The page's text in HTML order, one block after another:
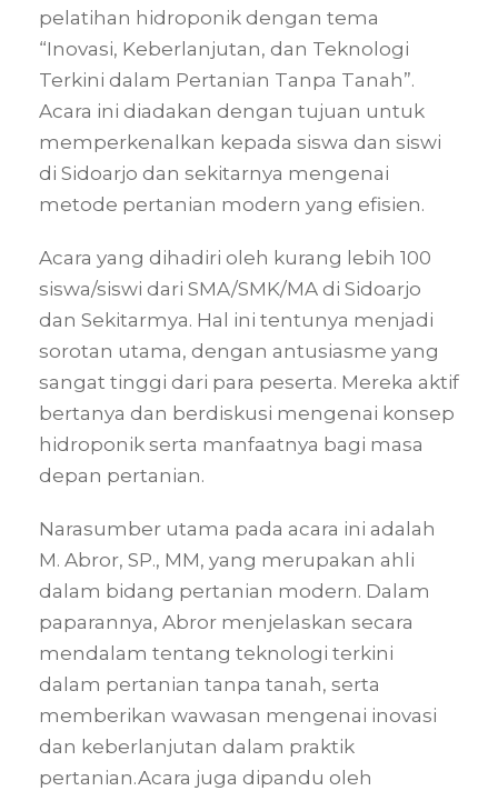
pelatihan hidroponik dengan tema
“Inovasi, Keberlanjutan, dan Teknologi
Terkini dalam Pertanian Tanpa Tanah”.
Acara ini diadakan dengan tujuan untuk
memperkenalkan kepada siswa dan siswi
di Sidoarjo dan sekitarnya mengenai
metode pertanian modern yang efisien.
Acara yang dihadiri oleh kurang lebih 100
siswa/siswi dari SMA/SMK/MA di Sidoarjo
dan Sekitarmya. Hal ini tentunya menjadi
sorotan utama, dengan antusiasme yang
sangat tinggi dari para peserta. Mereka aktif
bertanya dan berdiskusi mengenai konsep
hidroponik serta manfaatnya bagi masa
depan pertanian.
Narasumber utama pada acara ini adalah
M. Abror, SP., MM, yang merupakan ahli
dalam bidang pertanian modern. Dalam
paparannya, Abror menjelaskan secara
mendalam tentang teknologi terkini
dalam pertanian tanpa tanah, serta
memberikan wawasan mengenai inovasi
dan keberlanjutan dalam praktik
pertanian.Acara juga dipandu oleh